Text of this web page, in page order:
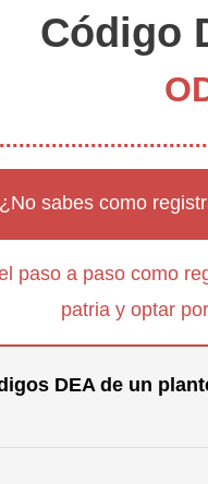
Código
¿No sabes como
paso a paso como
patria y optar
DEA de un